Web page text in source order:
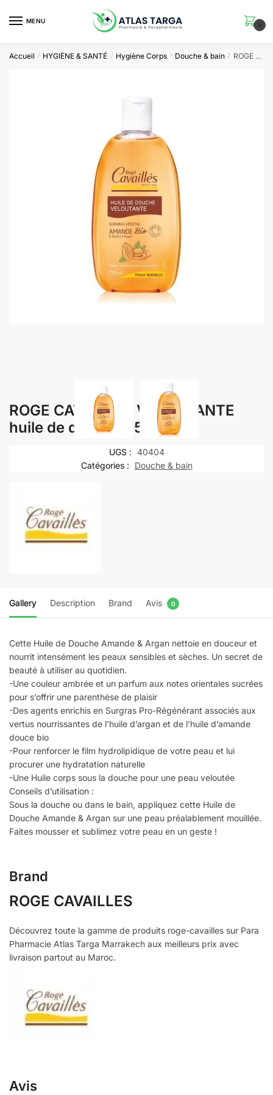
MENU
0
Accueil / HYGIÈNE & SANTÉ / Hygiène Corps / Douche & bain / ROGE CAVAILLES VELOUTANTE huile de douche 750 ml
ROGE CAVAILLES VELOUTANTE
huile de douche 750 ml
UGS : 40404
Catégories :
Douche & bain
Gallery Description Brand Avis 0
Cette Huile de Douche Amande & Argan nettoie en douceur et
nourrit intensément les peaux sensibles et sèches. Un secret de
beauté à utiliser au quotidien.
-Une couleur ambrée et un parfum aux notes orientales sucrées
pour s’offrir une parenthèse de plaisir
-Des agents enrichis en Surgras Pro-Régénérant associés aux
vertus nourrissantes de l’huile d’argan et de l’huile d’amande
douce bio
-Pour renforcer le film hydrolipidique de votre peau et lui
procurer une hydratation naturelle
-Une Huile corps sous la douche pour une peau veloutée
Conseils d’utilisation :
Sous la douche ou dans le bain, appliquez cette Huile de
Douche Amande & Argan sur une peau préalablement mouillée.
Faites mousser et sublimez votre peau en un geste !
Brand
ROGE CAVAILLES
Découvrez toute la gamme de produits roge-cavailles sur Para
Pharmacie Atlas Targa Marrakech aux meilleurs prix avec
livraison partout au Maroc.
Avis